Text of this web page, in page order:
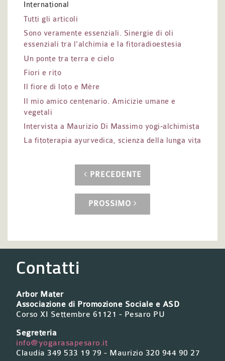
International
Tutti gli articoli
Sono veramente essenziali. Sinergie di oli
essenziali tra l'alchimia e la fitoradioestesia
Un ponte tra terra e cielo
Fiori e rito
Il fiore di loto e Mère
Il mio amico centenario. Amicizie umane e
vegetali
Intervista a Maurizio Di Massimo yogi-alchimista
La fitoterapia ayurvedica, scienza della lunga vita
PRECEDENTE
PROSSIMO
Contatti
Arbor Mater
Associazione di Promozione Sociale e ASD
Corso XI Settembre 61121 - Pesaro PU
Segreteria
info@yogarasapesaro.it
Claudia 349 533 19 79 - Maurizio 320 944 90 27